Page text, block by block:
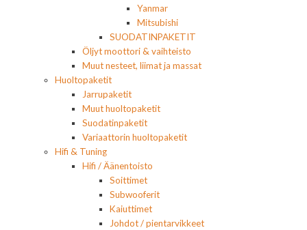
Yanmar
Mitsubishi
SUODATINPAKETIT
Öljyt moottori & vaihteisto
Muut nesteet, liimat ja massat
Huoltopaketit
Jarrupaketit
Muut huoltopaketit
Suodatinpaketit
Variaattorin huoltopaketit
Hifi & Tuning
Hifi / Äänentoisto
Soittimet
Subwooferit
Kaiuttimet
Johdot / pientarvikkeet